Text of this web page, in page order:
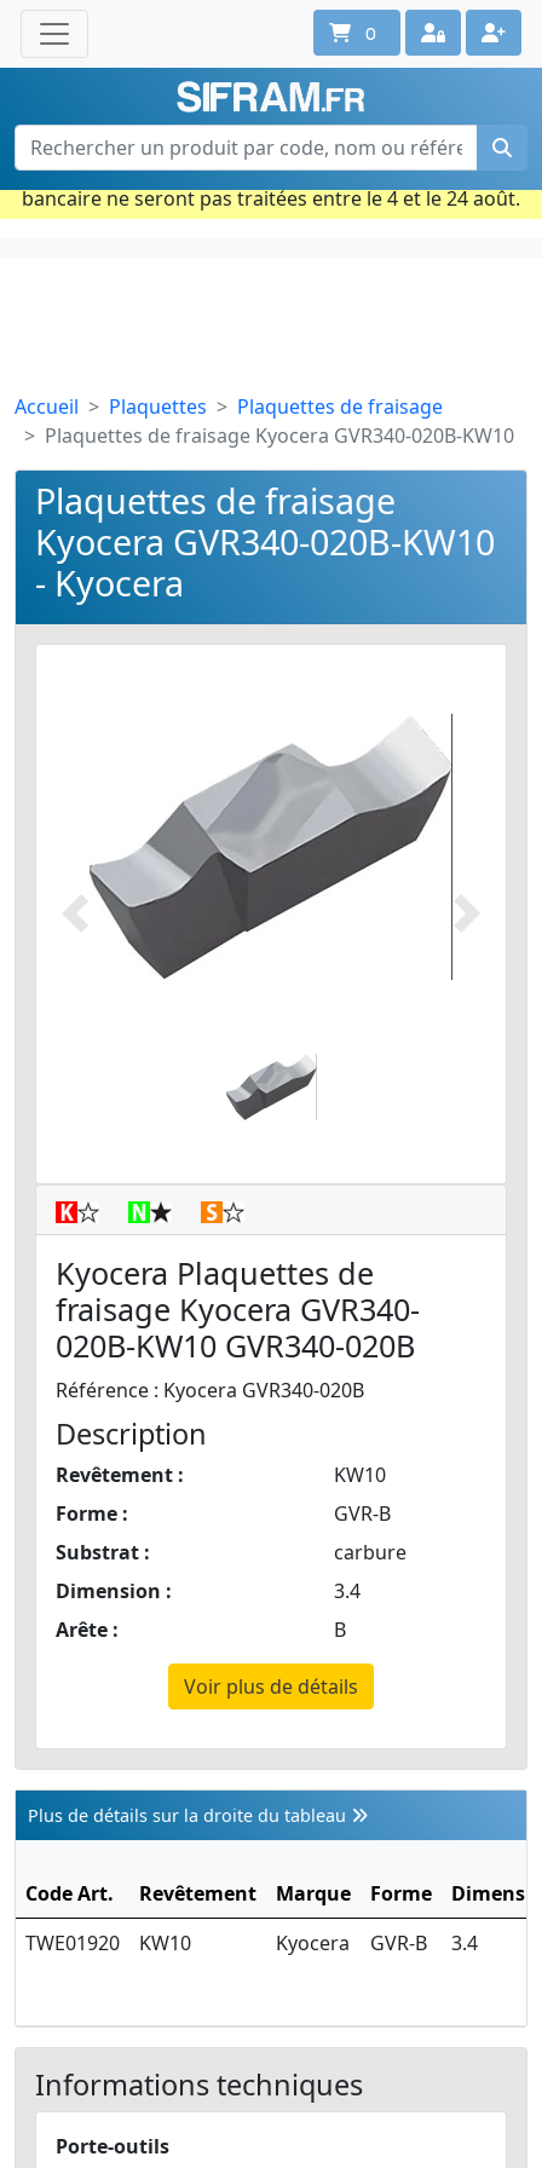
Une question ? Un conseil ?
Contactez-nous au 02 40 92 17 71
Ouvert du lun. au vend. de 08h à 18h
Période estivale : Les commandes prises par carte
bancaire ne seront pas traitées entre le 4 et le 24 août.
0
Accueil Plaquettes
Plaquettes de fraisage
Plaquettes de fraisage Kyocera GVR340-020B-KW10
Plaquettes de fraisage
Kyocera GVR340-020B-KW10
- Kyocera
Précédent Suivant
Kyocera Plaquettes de
fraisage Kyocera GVR340-
020B-KW10 GVR340-020B
Référence : Kyocera GVR340-020B
Description
Revêtement :
KW10
Forme :
GVR-B
Substrat :
carbure
Dimension :
3.4
Arête :
B
Voir plus de détails
Plus de détails sur la droite du tableau
Code Art. Revêtement Marque Forme
TWE01920
KW10 Kyocera GVR-B 3.4
Informations techniques
Porte-outils